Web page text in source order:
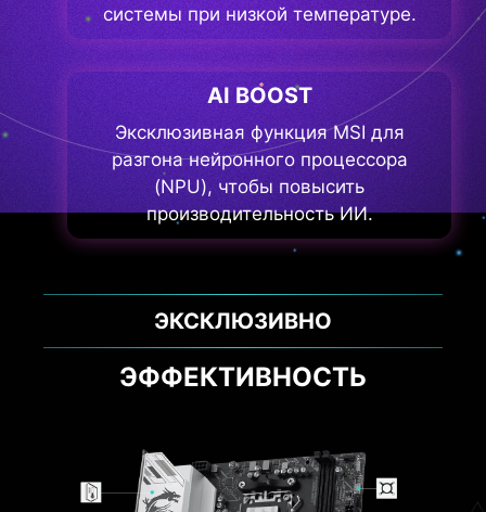
системы при низкой температуре.
AI BOOST
Эксклюзивная функция MSI для
разгона нейронного процессора
(NPU), чтобы повысить
производительность ИИ.
ИНТЕРФЕЙСЫ
ВЫСОКОСКОРОСТНАЯ